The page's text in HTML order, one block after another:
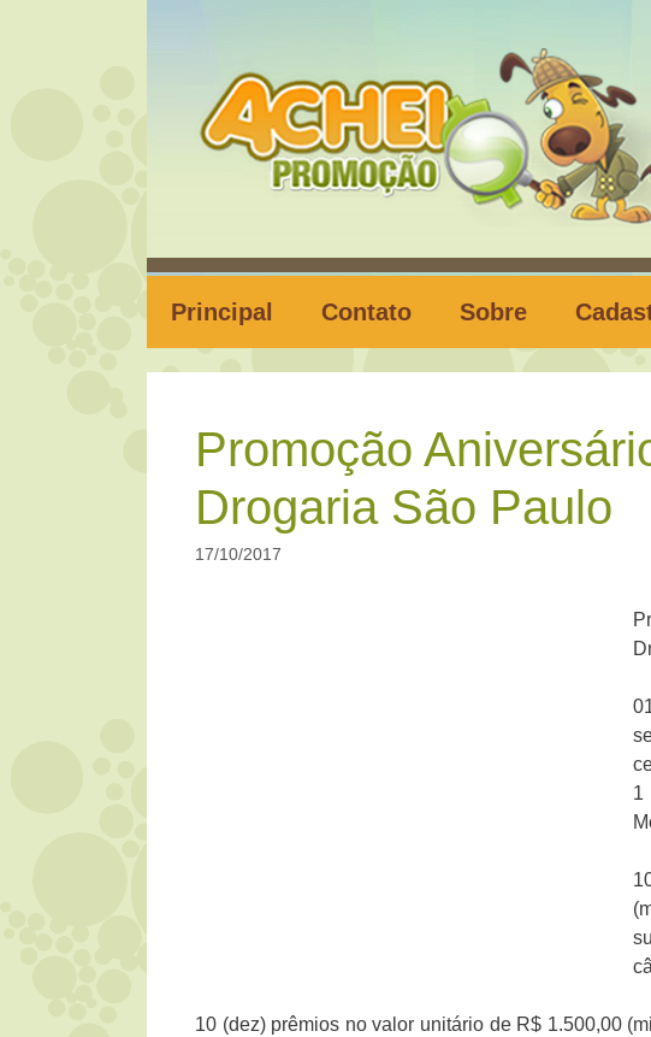
Principal Contato Sobre
Promoção
Drogaria São Paulo
17/10/2017
1
10 (dez) prêmios no valor unitário de R$ 1.500,00